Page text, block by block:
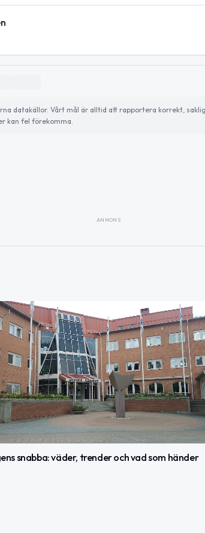
datakällor. Vårt mål är alltid att rapportera korrekt,
kan fel förekomma.
ANNONS
snabba: väder, trender och vad som händer